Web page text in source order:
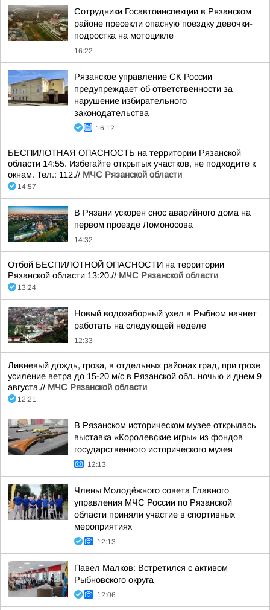
Сотрудники Госавтоинспекции в Рязанском
районе пресекли опасную поездку девочки-
подростка на мотоцикле
16:22
Рязанское управление СК России
предупреждает об ответственности за
нарушение избирательного
законодательства
16:12
БЕСПИЛОТНАЯ ОПАСНОСТЬ на территории Рязанской
области 14:55. Избегайте открытых участков, не подходите к
окнам. Тел.: 112.// МЧС Рязанской области
14:57
В Рязани ускорен снос аварийного дома на
первом проезде Ломоносова
14:32
Отбой БЕСПИЛОТНОЙ ОПАСНОСТИ на территории
Рязанской области 13:20.// МЧС Рязанской области
13:24
Новый водозаборный узел в Рыбном начнет
работать на следующей неделе
12:33
Ливневый дождь, гроза, в отдельных районах град, при грозе
усиление ветра до 15-20 м/с в Рязанской обл. ночью и днем 9
августа.// МЧС Рязанской области
12:21
В Рязанском историческом музее открылась
выставка «Королевские игры» из фондов
государственного исторического музея
12:13
Члены Молодёжного совета Главного
управления МЧС России по Рязанской
области приняли участие в спортивных
мероприятиях
12:13
Павел Малков: Встретился с активом
Рыбновского округа
12:06